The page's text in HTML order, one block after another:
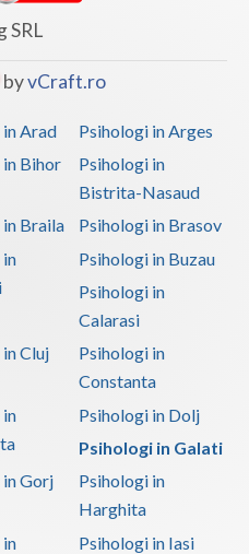
SRL
byvCraft.ro
Arad
Psihologi in Arges
Bihor
Psihologi in
Bistrita-Nasaud
Braila
Psihologi in Brasov
in
Psihologi in Buzau
Psihologi in
Calarasi
Cluj
Psihologi in
Constanta
in
Psihologi in Dolj
Psihologi in Galati
Gorj
Psihologi in
Harghita
in Psihologi in Iasi